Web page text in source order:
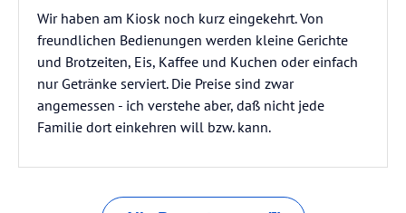
Wir haben am Kiosk noch kurz eingekehrt. Von
freundlichen Bedienungen werden kleine Gerichte
und Brotzeiten, Eis, Kaffee und Kuchen oder einfach
nur Getränke serviert. Die Preise sind zwar
angemessen - ich verstehe aber, daß nicht jede
Familie dort einkehren will bzw. kann.